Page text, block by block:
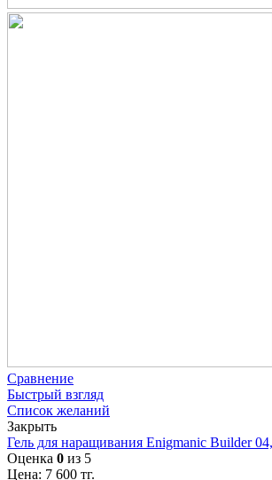
Сравнение
Быстрый взгляд
Список желаний
Закрыть
Гель для наращивания Enigmanic Builder
Оценка 0 из 5
Цена: 7 600 тг.